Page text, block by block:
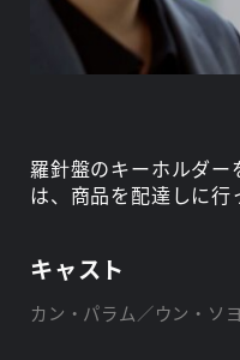
羅針盤のキーホルダ
は、商品を配達しに行
キャスト
カン・パラム／ウン・ソ